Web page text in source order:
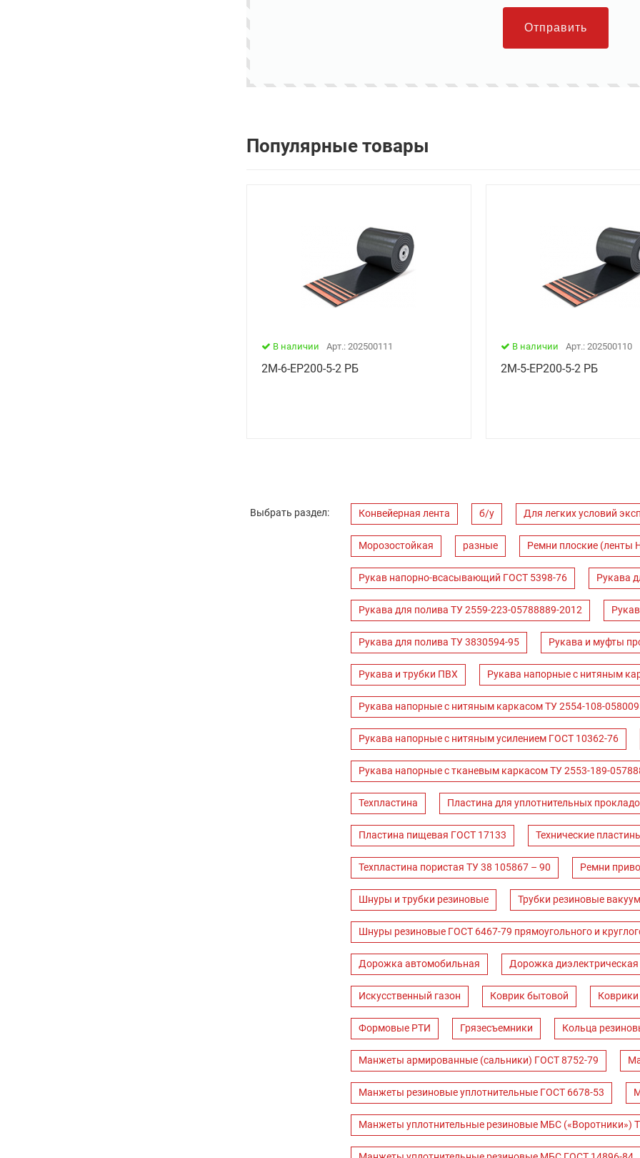
Отправить
Популярные товары
В наличии Арт.: 202500111
2М-6-ЕР200-5-2 РБ
В наличии Арт.: 202500110
2М-5-ЕР200-5-2 РБ
Выбрать раздел: Конвейерная лента б/у Для легких условий
Морозостойкая разные Ремни плоские (ленты
Рукав напорно-всасывающий ГОСТ 5398-76 Рукава
Рукава для полива ТУ 2559-223-05788889-2012
Рукава для полива ТУ 3830594-95 Рукава и муфты
Рукава и трубки ПВХ Рукава напорные с нитяным
Рукава напорные с нитяным каркасом ТУ 2554-108-
Рукава напорные с нитяным усилением ГОСТ 10362-76
Рукава напорные с тканевым каркасом ТУ 2553-189-
Техпластина Пластина для уплотнительных
Пластина пищевая ГОСТ 17133 Технические
Техпластина пористая ТУ 38 105867 – 90 Ремни
Шнуры и трубки резиновые Трубки резиновые
Шнуры резиновые ГОСТ 6467-79 прямоугольного и
Дорожка автомобильная Дорожка диэлектрическая
Искусственный газон Коврик бытовой Коврики
Формовые РТИ Грязесъемники Кольца
Манжеты армированные (сальники) ГОСТ 8752-79
Манжеты резиновые уплотнительные ГОСТ 6678-53
Манжеты уплотнительные резиновые МБС («Воротники»)